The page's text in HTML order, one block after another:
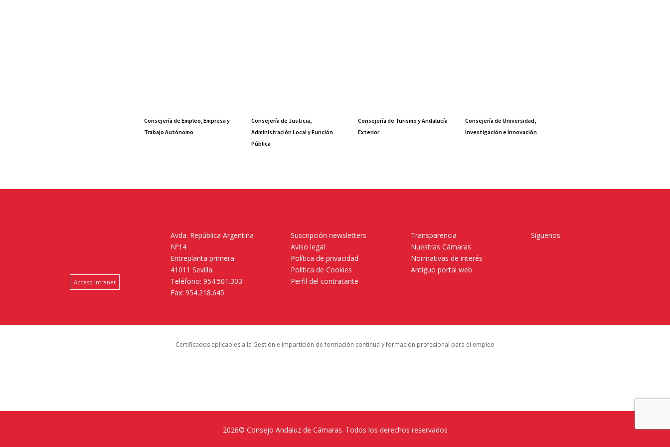
Consejería de Empleo, Empresa y
Trabajo Autónomo
Consejería de Justicia,
Administración Local y Función
Pública
Consejería de Turismo y Andalucía
Exterior
Consejería de Universidad,
Investigación e Innovación
Acceso intranet
Avda. República Argentina
Nº14
Entreplanta primera
41011 Sevilla.
Teléfono: 954.501.303
Fax: 954.218.645
Suscripción newsletters
Aviso legal
Política de privacidad
Política de Cookies
Perfil del contratante
Transparencia
Nuestras Cámaras
Normativas de interés
Antiguo portal web
Síguenos:
Certificados aplicables a la Gestión e impartición de formación continua y formación profesional para el empleo
2026© Consejo Andaluz de Cámaras. Todos los derechos reservados